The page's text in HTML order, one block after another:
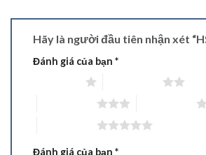
Hãy là người đầu tiên nhận xét
Đánh giá của bạn *
Đánh giá của bạn *